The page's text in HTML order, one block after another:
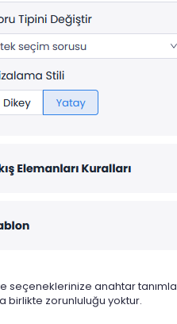
seçeneklerinize anahtar
birlikte zorunluluğu yoktur.